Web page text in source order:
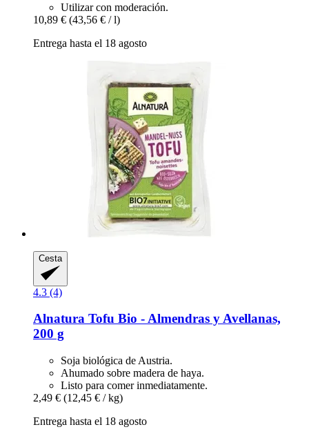
Utilizar con moderación.
10,89 € (43,56 € / l)
Entrega hasta el 18 agosto
Cesta
4.3 (4)
Alnatura Tofu Bio -​ Almendras y Avellanas,
200 g
Soja biológica de Austria.
Ahumado sobre madera de haya.
Listo para comer inmediatamente.
2,49 € (12,45 € / kg)
Entrega hasta el 18 agosto